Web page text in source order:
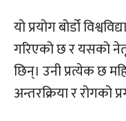
यो प्रयोग बोर्डो
गरिएको छ र यसको
छिन्। उनी प्रत्येक छ
अन्तरक्रिया र रोगको